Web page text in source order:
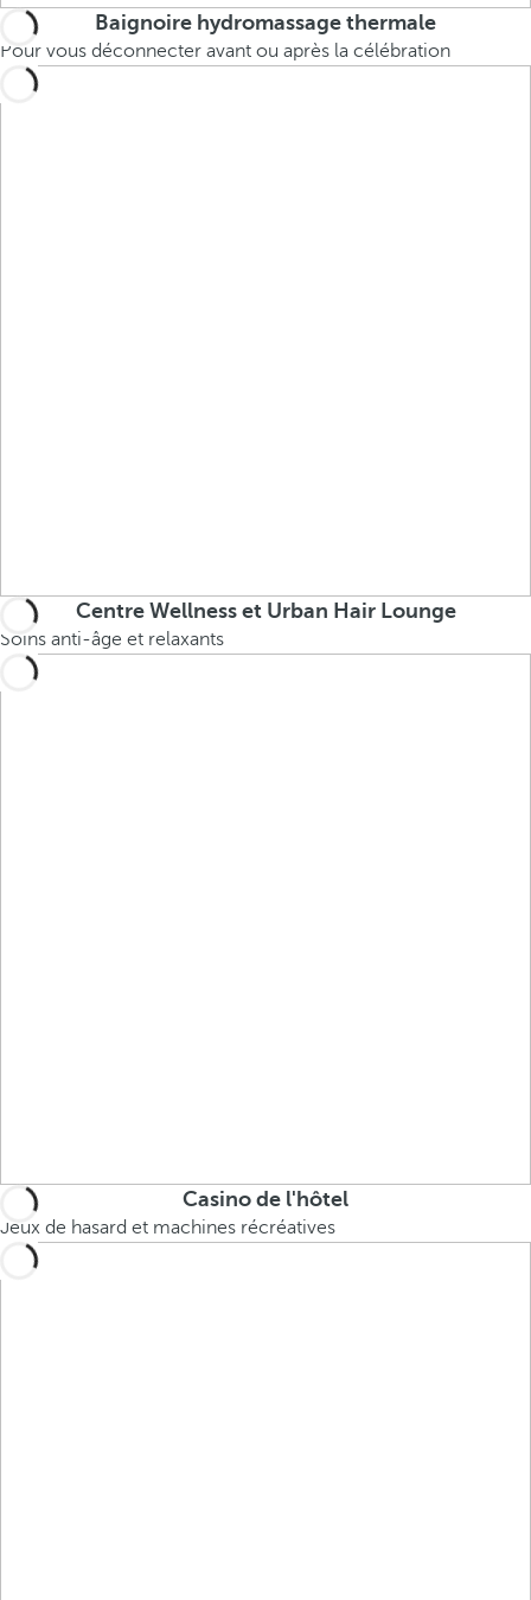
Baignoire hydromassage thermale
Pour vous déconnecter avant ou après la célébration
Centre Wellness et Urban Hair Lounge
Soins anti-âge et relaxants
Casino de l'hôtel
Jeux de hasard et machines récréatives